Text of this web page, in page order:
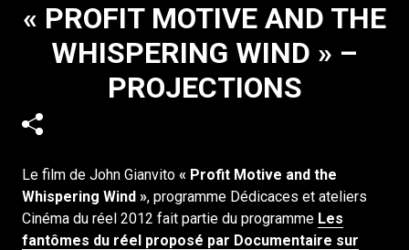
« PROFIT MOTIVE AND THE
WHISPERING WIND » –
PROJECTIONS
Le film de John Gianvito « Profit Motive and the
Whispering Wind », programme Dédicaces et ateliers
Cinéma du réel 2012 fait partie du programme Les
fantômes du réel proposé par Documentaire sur